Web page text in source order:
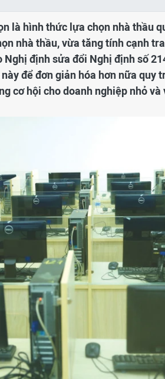
là hình thức lựa chọn nhà thầu
nhà thầu, vừa tăng tính cạnh
Nghị định sửa đổi Nghị định số
để đơn giản hóa hơn nữa quy
cơ hội cho doanh nghiệp nhỏ và